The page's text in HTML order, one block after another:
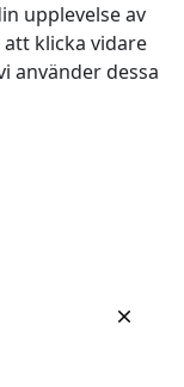
upplevelse av
klicka vidare
använder dessa